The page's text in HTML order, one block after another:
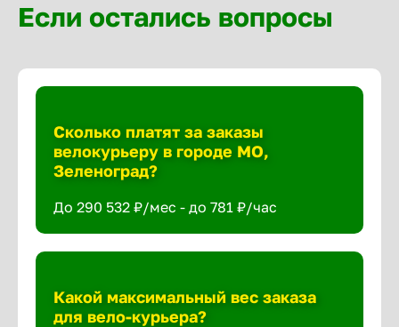
Если остались вопросы
Сколько платят за заказы
велокурьеру в городе МО,
Зеленоград?
До 290 532 ₽/мес - до 781 ₽/час
Какой максимальный вес заказа
для вело-курьера?